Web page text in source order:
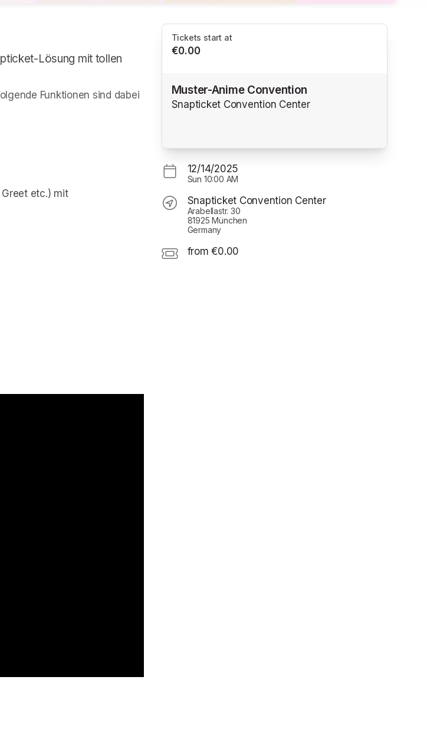
Lösung mit tollen
Funktionen sind dabei
etc.) mit
Tickets start at
€0.00
Muster-Anime Convention
Snapticket Convention Center
12/14/2025
Sun 10:00 AM
Snapticket Convention Center
Arabellastr. 30
81925 München
Germany
from €0.00